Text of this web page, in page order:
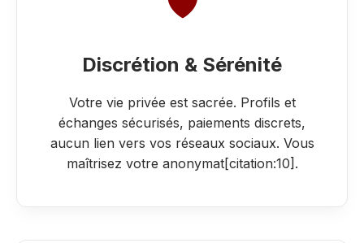
Discrétion & Sérénité
Votre vie privée est sacrée. Profils et
échanges sécurisés, paiements discrets,
aucun lien vers vos réseaux sociaux. Vous
maîtrisez votre anonymat[citation:10].